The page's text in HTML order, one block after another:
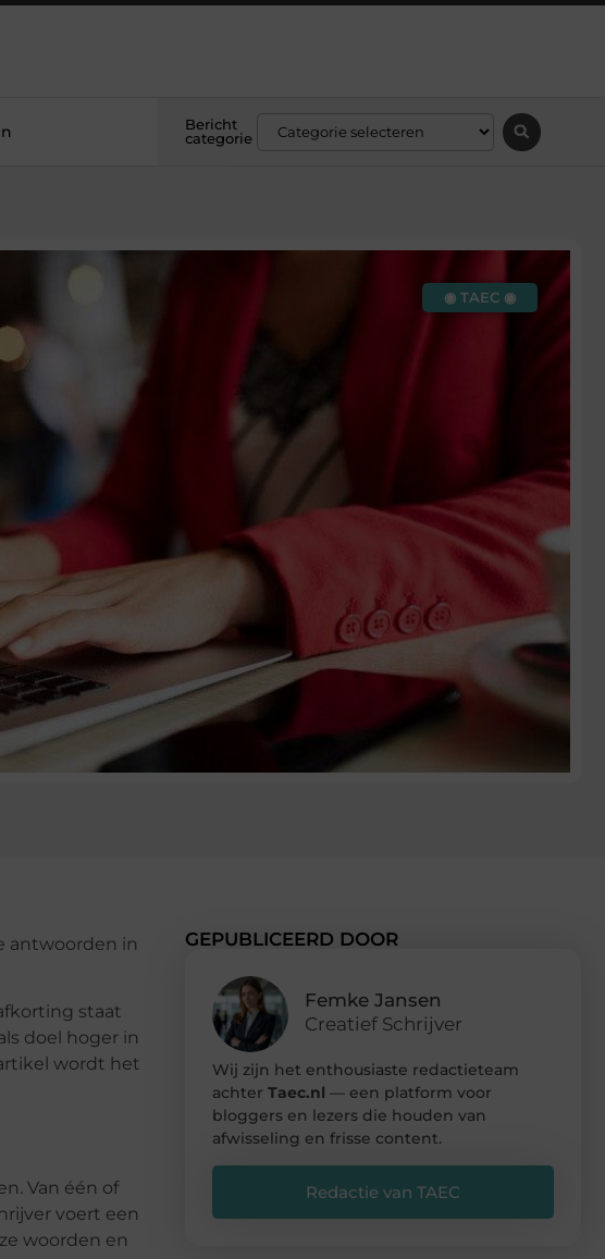
Bericht
categorie
◉ TAEC ◉
antwoorden in
staat
doel hoger in
wordt het
Van één of
voert een
woorden en
GEPUBLICEERD DOOR
Femke Jansen
Creatief Schrijver
Wij zijn het enthousiaste redactieteam
achter Taec.nl — een platform voor
bloggers en lezers die houden van
afwisseling en frisse content.
Redactie van TAEC